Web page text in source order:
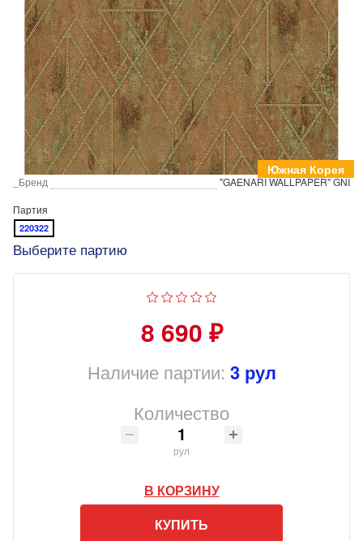
Южная Корея
_Бренд
"GAENARI WALLPAPER" GNI
Партия
220322
Выберите партию
8 690 ₽
Наличие партии: 3 рул
Количество
рул
В КОРЗИНУ
КУПИТЬ